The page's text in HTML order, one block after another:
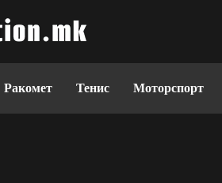
Ракомет Тенис Моторспорт